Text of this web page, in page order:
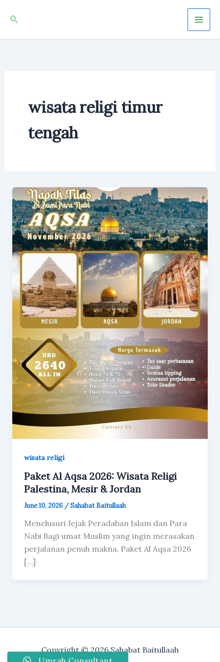
Search
wisata religi timur
tengah
wisata religi
Paket Al Aqsa 2026: Wisata Religi
Palestina, Mesir & Jordan
June 10, 2026 /Sahabat Baitullaah
Menelusuri Jejak Peradaban Islam dan Para
Nabi Bagi umat Muslim yang ingin merasakan
perjalanan penuh makna, Paket Al Aqsa 2026
[…]
Copyright © 2026 Sahabat Baitullaah